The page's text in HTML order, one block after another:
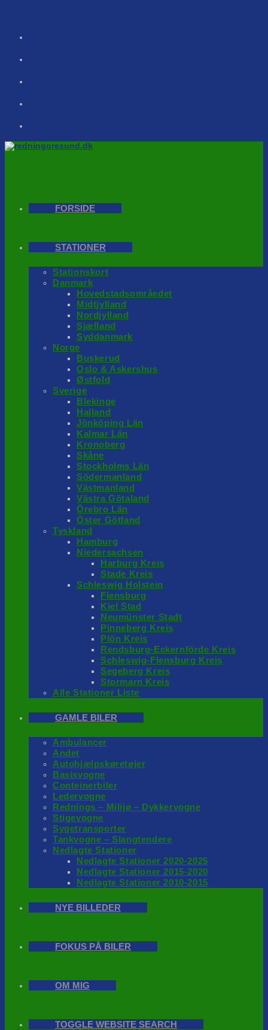
FORSIDE
STATIONER
Stationskort
Danmark
Hovedstadsområedet
Midtjylland
Nordjylland
Sjælland
Syddanmark
Norge
Buskerud
Oslo & Askershus
Østfold
Sverige
Blekinge
Halland
Jönköping Län
Kalmar Län
Kronoberg
Skåne
Stockholms Län
Södermanland
Västmanland
Västra Götaland
Örebro Län
Öster Götland
Tyskland
Hamburg
Niedersachsen
Harburg Kreis
Stade Kreis
Schleswig Holstein
Flensburg
Kiel Stad
Neumünster Stadt
Pinneberg Kreis
Plön Kreis
Rendsburg-Eckernförde Kreis
Schleswig-Flensburg Kreis
Segeberg Kreis
Stormarn Kreis
Alle Stationer Liste
GAMLE BILER
Ambulancer
Andet
Autohjælpskøretøjer
Basisvogne
Conteinerbiler
Ledervogne
Rednings – Milijø – Dykkervogne
Stigevogne
Sygetransporter
Tankvogne – Slangtendere
Nedlagte Stationer
Nedlagte Stationer 2020-2025
Nedlagte Stationer 2015-2020
Nedlagte Stationer 2010-2015
NYE BILLEDER
FOKUS PÅ BILER
OM MIG
TOGGLE WEBSITE SEARCH